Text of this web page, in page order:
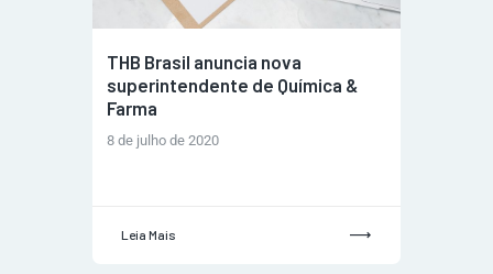
THB Brasil anuncia nova
superintendente de Química &
Farma
8 de julho de 2020
Leia Mais